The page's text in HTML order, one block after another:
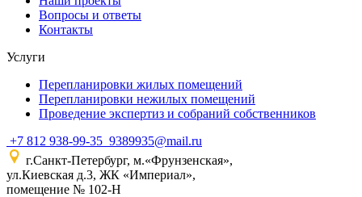
Вопросы и ответы
Контакты
Услуги
Перепланировки жилых помещений
Перепланировки нежилых помещений
Проведение экспертиз и собраний собственников
+7 812 938-99-35 9389935@mail.ru
г.Санкт-Петербург, м.«Фрунзенская»,
ул.Киевская д.3, ЖК «Империал»,
помещение № 102-Н